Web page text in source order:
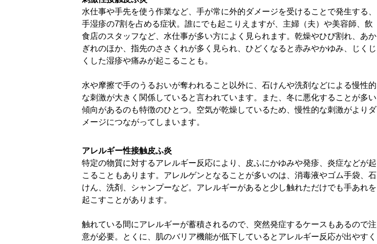
水仕事や手先を使う作業など、手が常に外的ダメージを受けることで発生する、
手湿疹の7割を占める症状。誰にでも起こりえますが、主婦（夫）や美容師、飲
食店のスタッフなど、水仕事が多い方によく見られます。乾燥やひび割れ、あか
ぎれのほか、指先のささくれが多く見られ、ひどくなると赤みやかゆみ、じくじ
くした湿疹や痛みが起こることも。
水や摩擦で手のうるおいが奪われること以外に、石けんや洗剤などによる慢性的
な刺激が大きく関係していると言われています。また、冬に悪化することが多い
傾向があるのも特徴のひとつ。空気が乾燥しているため、慢性的な刺激がよりダ
メージにつながってしまいます。
アレルギー性接触皮ふ炎
特定の物質に対するアレルギー反応により、皮ふにかゆみや発疹、炎症などが起
こることもあります。アレルゲンとなることが多いのは、消毒液やゴム手袋、石
けん、洗剤、シャンプーなど。アレルギーがあると少し触れただけでも手あれを
起こすことがあります。
触れている間にアレルギーが蓄積されるので、突然発症するケースもあるので注
意が必要。とくに、肌のバリア機能が低下しているとアレルギー反応が出やすく